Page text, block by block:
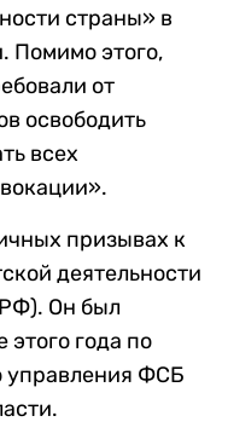
страны» в
Помимо этого,
от
освободить
всех
призывах к
деятельности
Он был
года по
управления ФСБ